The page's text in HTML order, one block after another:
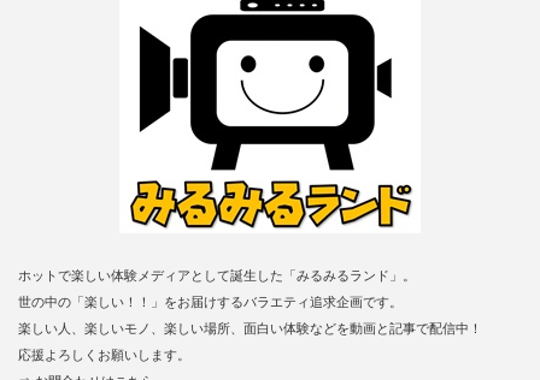
ホットで楽しい体験メディアとして誕生した「みるみるランド」。
世の中の「楽しい！！」をお届けするバラエティ追求企画です。
楽しい人、楽しいモノ、楽しい場所、面白い体験などを動画と記事で配信中！
応援よろしくお願いします。